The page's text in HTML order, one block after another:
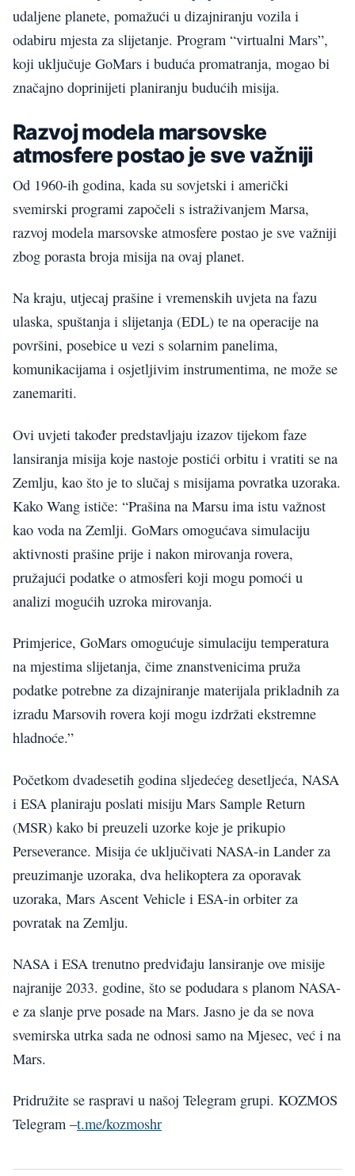
udaljene planete, pomažući u dizajniranju vozila i
odabiru mjesta za slijetanje. Program “virtualni Mars”,
koji uključuje GoMars i buduća promatranja, mogao bi
značajno doprinijeti planiranju budućih misija.
Razvoj modela marsovske
atmosfere postao je sve važniji
Od 1960-ih godina, kada su sovjetski i američki
svemirski programi započeli s istraživanjem Marsa,
razvoj modela marsovske atmosfere postao je sve važniji
zbog porasta broja misija na ovaj planet.
Na kraju, utjecaj prašine i vremenskih uvjeta na fazu
ulaska, spuštanja i slijetanja (EDL) te na operacije na
površini, posebice u vezi s solarnim panelima,
komunikacijama i osjetljivim instrumentima, ne može se
zanemariti.
Ovi uvjeti također predstavljaju izazov tijekom faze
lansiranja misija koje nastoje postići orbitu i vratiti se na
Zemlju, kao što je to slučaj s misijama povratka uzoraka.
Kako Wang ističe: “Prašina na Marsu ima istu važnost
kao voda na Zemlji. GoMars omogućava simulaciju
aktivnosti prašine prije i nakon mirovanja rovera,
pružajući podatke o atmosferi koji mogu pomoći u
analizi mogućih uzroka mirovanja.
Primjerice, GoMars omogućuje simulaciju temperatura
na mjestima slijetanja, čime znanstvenicima pruža
podatke potrebne za dizajniranje materijala prikladnih za
izradu Marsovih rovera koji mogu izdržati ekstremne
hladnoće.”
Početkom dvadesetih godina sljedećeg desetljeća, NASA
i ESA planiraju poslati misiju Mars Sample Return
(MSR) kako bi preuzeli uzorke koje je prikupio
Perseverance. Misija će uključivati NASA-in Lander za
preuzimanje uzoraka, dva helikoptera za oporavak
uzoraka, Mars Ascent Vehicle i ESA-in orbiter za
povratak na Zemlju.
NASA i ESA trenutno predviđaju lansiranje ove misije
najranije 2033. godine, što se podudara s planom NASA-
e za slanje prve posade na Mars. Jasno je da se nova
svemirska utrka sada ne odnosi samo na Mjesec, već i na
Mars.
Pridružite se raspravi u našoj Telegram grupi. KOZMOS
Telegram –t.me/kozmoshr